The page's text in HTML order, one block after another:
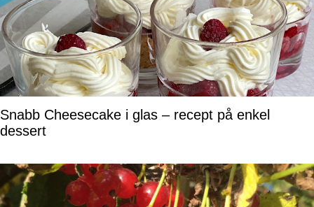
Snabb Cheesecake i glas – recept på enkel
dessert